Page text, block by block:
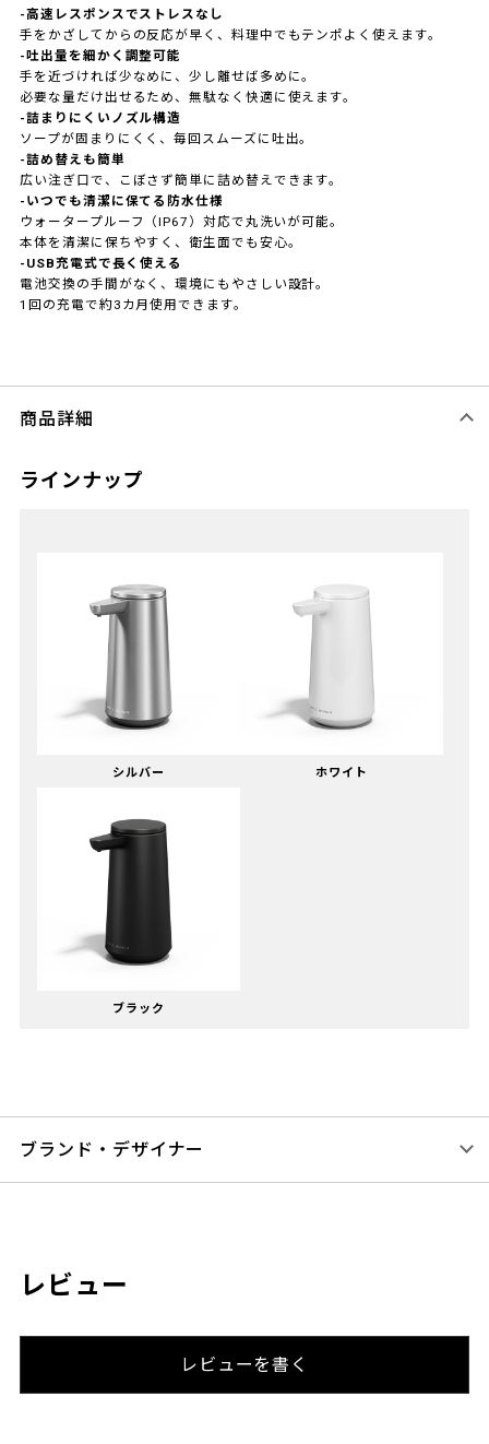
-高速レスポンスでストレスなし
手をかざしてからの反応が早く、料理中でもテンポよく使えます。
-吐出量を細かく調整可能
手を近づければ少なめに、少し離せば多めに。
必要な量だけ出せるため、無駄なく快適に使えます。
-詰まりにくいノズル構造
ソープが固まりにくく、毎回スムーズに吐出。
-詰め替えも簡単
広い注ぎ口で、こぼさず簡単に詰め替えできます。
-いつでも清潔に保てる防水仕様
ウォータープルーフ（IP67）対応で丸洗いが可能。
本体を清潔に保ちやすく、衛生面でも安心。
-USB充電式で長く使える
電池交換の手間がなく、環境にもやさしい設計。
1回の充電で約3カ月使用できます。
商品詳細
ラインナップ
シルバー ホワイト
ブラック
ブランド・デザイナー
レビュー
レビューを書く